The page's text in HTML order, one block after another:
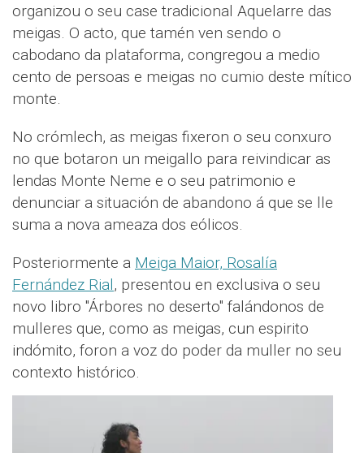
organizou o seu case tradicional Aquelarre das
meigas. O acto, que tamén ven sendo o
cabodano da plataforma, congregou a medio
cento de persoas e meigas no cumio deste mítico
monte.
No crómlech, as meigas fixeron o seu conxuro
no que botaron un meigallo para reivindicar as
lendas Monte Neme e o seu patrimonio e
denunciar a situación de abandono á que se lle
suma a nova ameaza dos eólicos.
Posteriormente a Meiga Maior, Rosalía
Fernández Rial, presentou en exclusiva o seu
novo libro "Árbores no deserto" falándonos de
mulleres que, como as meigas, cun espirito
indómito, foron a voz do poder da muller no seu
contexto histórico.